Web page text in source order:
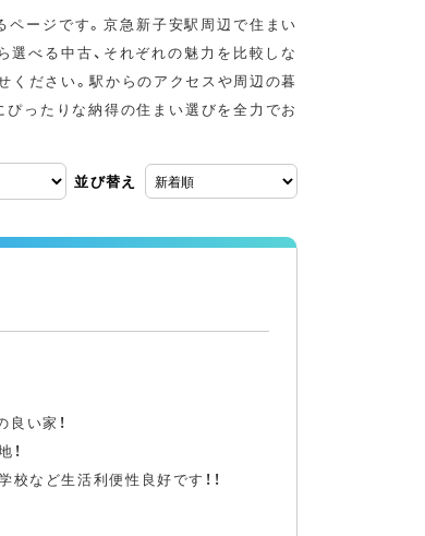
ページです。京急新子安駅周辺で住まい
べる中古、それぞれの魅力を比較しな
ださい。駅からのアクセスや周辺の暮
ぴったりな納得の住まい選びを全力でお
並び替え
い家！
！
など生活利便性良好です！！